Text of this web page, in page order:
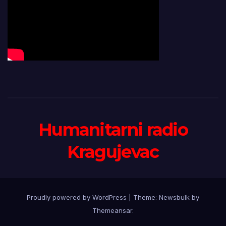
Humanitarni radio
Kragujevac
Proudly powered by WordPress Theme: Newsbulk by
Themeansar.